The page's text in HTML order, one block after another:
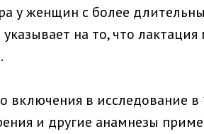
у женщин с более
указывает на то, что
включения в исследование
и другие анамнезы